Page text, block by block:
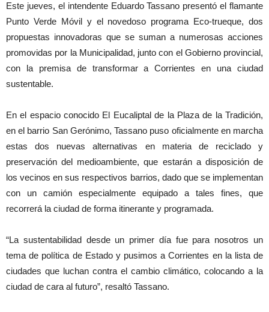
Este jueves, el intendente Eduardo Tassano presentó el flamante
Punto Verde Móvil y el novedoso programa Eco-trueque, dos
propuestas innovadoras que se suman a numerosas acciones
promovidas por la Municipalidad, junto con el Gobierno provincial,
con la premisa de transformar a Corrientes en una ciudad
sustentable.
En el espacio conocido El Eucaliptal de la Plaza de la Tradición,
en el barrio San Gerónimo, Tassano puso oficialmente en marcha
estas dos nuevas alternativas en materia de reciclado y
preservación del medioambiente, que estarán a disposición de
los vecinos en sus respectivos barrios, dado que se implementan
con un camión especialmente equipado a tales fines, que
recorrerá la ciudad de forma itinerante y programada.
“La sustentabilidad desde un primer día fue para nosotros un
tema de política de Estado y pusimos a Corrientes en la lista de
ciudades que luchan contra el cambio climático, colocando a la
ciudad de cara al futuro”, resaltó Tassano.